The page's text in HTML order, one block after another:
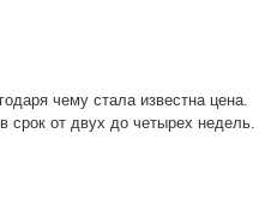
чему стала известна цена.
срок от двух до четырех недель.